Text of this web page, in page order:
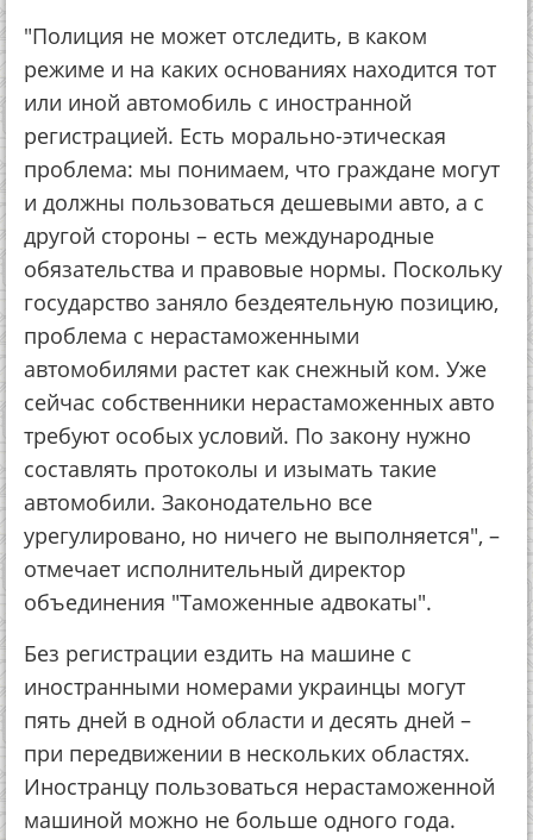
"Полиция не может отследить, в каком
режиме и на каких основаниях находится тот
или иной автомобиль с иностранной
регистрацией. Есть морально-этическая
проблема: мы понимаем, что граждане могут
и должны пользоваться дешевыми авто, а с
другой стороны – есть международные
обязательства и правовые нормы. Поскольку
государство заняло бездеятельную позицию,
проблема с нерастаможенными
автомобилями растет как снежный ком. Уже
сейчас собственники нерастаможенных авто
требуют особых условий. По закону нужно
составлять протоколы и изымать такие
автомобили. Законодательно все
урегулировано, но ничего не выполняется", –
отмечает исполнительный директор
объединения "Таможенные адвокаты".
Без регистрации ездить на машине с
иностранными номерами украинцы могут
пять дней в одной области и десять дней –
при передвижении в нескольких областях.
Иностранцу пользоваться нерастаможенной
машиной можно не больше одного года.